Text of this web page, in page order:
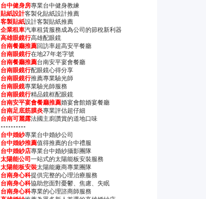
台中健身房專業台中健身教練
貼紙設計客製化貼紙設計推薦
客製貼紙設計客製貼紙推薦
企業租車汽車租賃服務成為公司的節稅新利器
高雄眼鏡行高雄配眼鏡
台南餐廳推薦回訪率超高安平餐廳
台南眼鏡行在地27年老字號
台南餐廳推薦台南安平宴會餐廳
台南眼鏡行配眼鏡心得分享
台南眼鏡行推薦專業驗光師
台南眼鏡專業驗光師服務
台南眼鏡行精品鏡框配眼鏡
台南安平宴會餐廳推薦婚宴會館婚宴餐廳
台南足底筋膜炎專業評估超仔細
台南可麗露法國主廚讚賞的道地口味
----------
台中婚紗專業台中婚紗公司
台中婚紗推薦值得推薦的台中禮服
台中婚紗店專業台中婚紗攝影團隊
太陽能公司一站式的太陽能板安裝服務
太陽能板安裝太陽能廠商專業團隊
台南身心科提供完整的心理治療服務
台南身心科協助您面對憂鬱、焦慮、失眠
台南身心科專業的心理諮商師服務